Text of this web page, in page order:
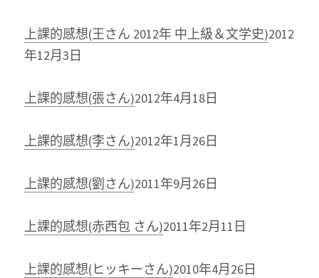
上課的感想(王さん 2012年 中上級＆文学史)2012
年12月3日
上課的感想(張さん)2012年4月18日
上課的感想(李さん)2012年1月26日
上課的感想(劉さん)2011年9月26日
上課的感想(赤西包 さん)2011年2月11日
上課的感想(ヒッキーさん)2010年4月26日